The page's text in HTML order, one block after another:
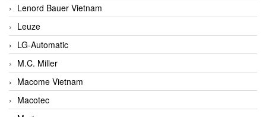
Lenord Bauer Vietnam
Leuze
LG-Automatic
M.C. Miller
Macome Vietnam
Macotec